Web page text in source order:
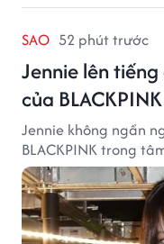
SAO 52 phút trước
Jennie lên
của BLACKPINK
Jennie không ngần
BLACKPINK trong